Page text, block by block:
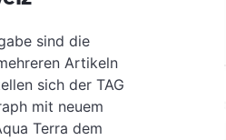
sind die
Artikeln
sich der TAG
mit neuem
Terra dem